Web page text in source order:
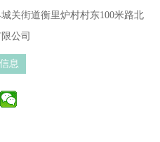
关街道衡里炉村村东100米路北
公司
息